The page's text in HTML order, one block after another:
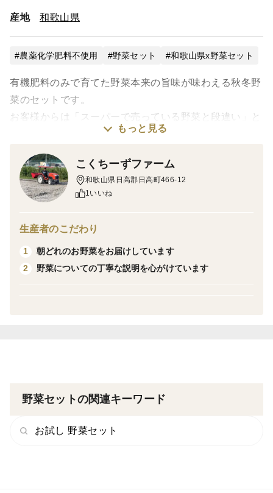
産地 和歌山県
農薬化学肥料不使用 野菜セット 和歌山県x野菜セット
有機肥料のみで育てた野菜本来の旨味が味わえる秋冬野
菜のセットです。
お客様からは「スーパーで売っている野菜と段違い」と
いうお声をいただいております！
ます。
大根、カブ、小松菜、水菜、サツマイモ、里芋、生姜の
５〜７品が基本となりますが、野菜の生育状況によって
※１１月発送分は通常便での配送となります。送料込み
の価格（一部地域を除く）でご提供させていただきま
す。
★★★★★★★★★★★★★★★★★★
もっと見る
こくちーずファーム
和歌山県日高郡日高町466-12
1いいね
生産者のこだわり
1
朝どれのお野菜をお届けしています
2
野菜についての丁寧な説明を心がけています
野菜セットの関連キーワード
お試し 野菜セット